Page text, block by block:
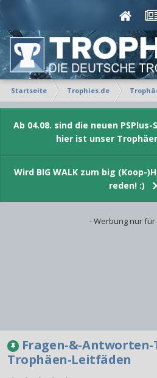
Startseite Trophies.de
Ab 04.08. sind die neuen
hier ist unser
Wird BIG WALK zum big (Koop-
reden! :)
- Werbung nur für
Fragen-&-Antworten-
Trophäen-Leitfäden